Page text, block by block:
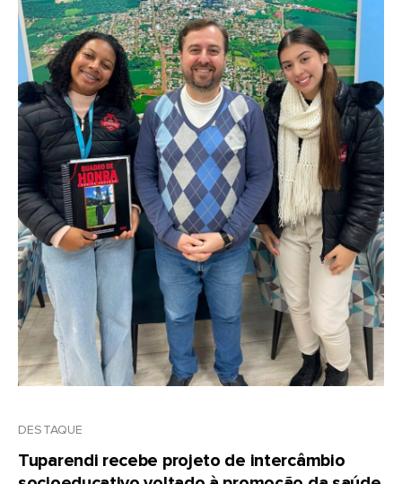
DESTAQUE
Tuparendi recebe projeto de intercâmbio